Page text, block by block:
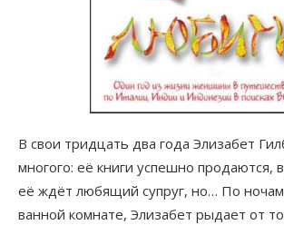
В свои тридцать два года Элизабет
многого: её книги успешно продаются,
её ждёт любящий супруг, но… По
ванной комнате, Элизабет рыдает от